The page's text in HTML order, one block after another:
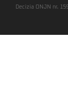
Decizia ONJN nr.